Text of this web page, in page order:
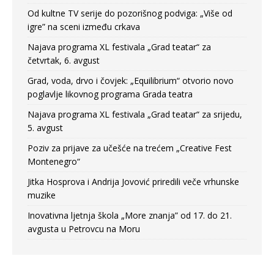
Od kultne TV serije do pozorišnog podviga: „Više od
igre” na sceni između crkava
Najava programa XL festivala „Grad teatar“ za
četvrtak, 6. avgust
Grad, voda, drvo i čovjek: „Equilibrium“ otvorio novo
poglavlje likovnog programa Grada teatra
Najava programa XL festivala „Grad teatar“ za srijedu,
5. avgust
Poziv za prijave za učešće na trećem „Creative Fest
Montenegro“
Jitka Hosprova i Andrija Jovović priredili veče vrhunske
muzike
Inovativna ljetnja škola „More znanja” od 17. do 21.
avgusta u Petrovcu na Moru